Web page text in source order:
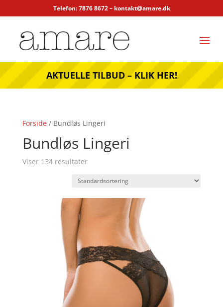
Telefon: 7876 8672 – kontakt@amare.dk
AKTUELLE TILBUD – KLIK HER!
Forside/ Bundløs Lingeri
Bundløs Lingeri
Viser 134 resultater